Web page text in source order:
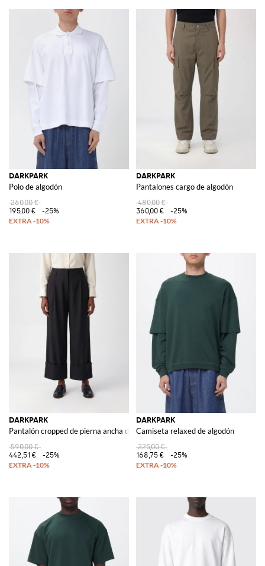
DARKPARK
Polo de algodón
260,00 €
195,00 €
-25%
DARKPARK
Pantalones cargo de algodón
480,00 €
360,00 €
-25%
DARKPARK
Pantalón cropped de pierna ancha de talle alto en mezcla de viscosa con
590,00 €
442,51 €
-25%
DARKPARK
Camiseta relaxed de algodón
225,00 €
168,75 €
-25%